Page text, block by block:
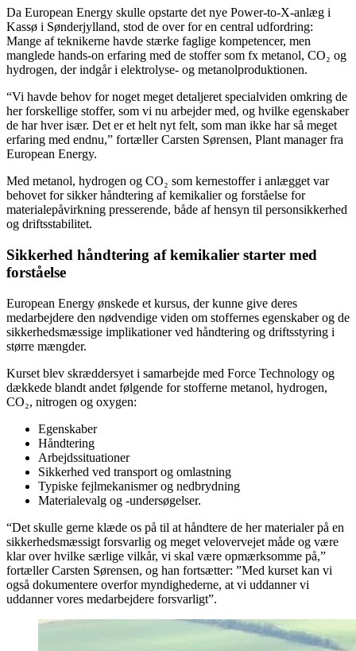
Da European Energy skulle opstarte det nye Power-to-X-anlæg i
Kassø i Sønderjylland, stod de over for en central udfordring:
Mange af teknikerne havde stærke faglige kompetencer, men
manglede hands-on erfaring med de stoffer som fx metanol, CO₂ og
hydrogen, der indgår i elektrolyse- og metanolproduktionen.
“Vi havde behov for noget meget detaljeret specialviden omkring de
her forskellige stoffer, som vi nu arbejder med, og hvilke egenskaber
de har hver især. Det er et helt nyt felt, som man ikke har så meget
erfaring med endnu,” fortæller Carsten Sørensen, Plant manager fra
European Energy.
Med metanol, hydrogen og CO₂ som kernestoffer i anlægget var
behovet for sikker håndtering af kemikalier og forståelse for
materialepåvirkning presserende, både af hensyn til personsikkerhed
og driftsstabilitet.
Sikkerhed håndtering af kemikalier starter med
forståelse
European Energy ønskede et kursus, der kunne give deres
medarbejdere den nødvendige viden om stoffernes egenskaber og de
sikkerhedsmæssige implikationer ved håndtering og driftsstyring i
større mængder.
Kurset blev skræddersyet i samarbejde med Force Technology og
dækkede blandt andet følgende for stofferne metanol, hydrogen,
CO₂, nitrogen og oxygen:
Egenskaber
Håndtering
Arbejdssituationer
Sikkerhed ved transport og omlastning
Typiske fejlmekanismer og nedbrydning
Materialevalg og -undersøgelser.
“Det skulle gerne klæde os på til at håndtere de her materialer på en
sikkerhedsmæssigt forsvarlig og meget velovervejet måde og være
klar over hvilke særlige vilkår, vi skal være opmærksomme på,”
fortæller Carsten Sørensen, og han fortsætter: ”Med kurset kan vi
også dokumentere overfor myndighederne, at vi uddanner vi
uddanner vores medarbejdere forsvarligt”.